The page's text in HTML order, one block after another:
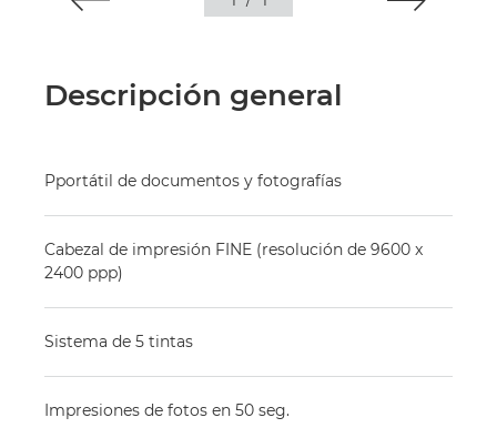
Descripción general
Pportátil de documentos y fotografías
Cabezal de impresión FINE (resolución de 9600 x
2400 ppp)
Sistema de 5 tintas
Impresiones de fotos en 50 seg.